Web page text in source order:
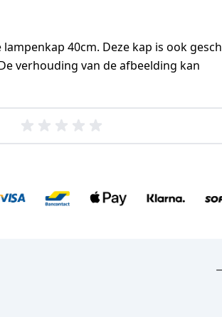
40cm. Deze kap is ook
verhouding van de afbeelding kan